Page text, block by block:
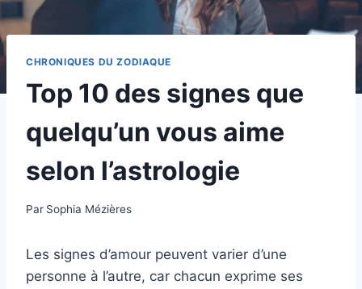
CHRONIQUES DU ZODIAQUE
Top 10 des signes que
quelqu’un vous aime
selon l’astrologie
Par Sophia Mézières
Les signes d’amour peuvent varier d’une
personne à l’autre, car chacun exprime ses